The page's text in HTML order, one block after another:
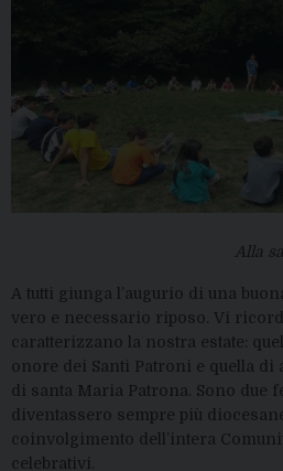
Alla
A tutti giunga l’augurio di una
vero e necessario riposo. Vi
caratterizzano la nostra estate:
onore dei Santi Patroni e quella di
di santa Maria Patrona. Sono due
diventassero sempre più
coinvolgimento dell’intera
celebrativi.